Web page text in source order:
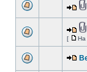
[ На